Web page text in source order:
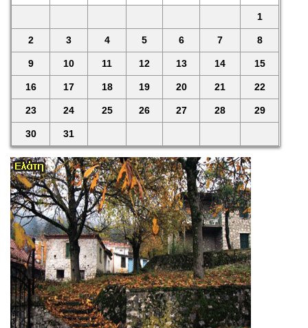
1
2 3 4 5 6 7 8
9 10 11 12 13 14 15
16 17 18 19 20 21 22
23 24 25 26 27 28 29
30 31